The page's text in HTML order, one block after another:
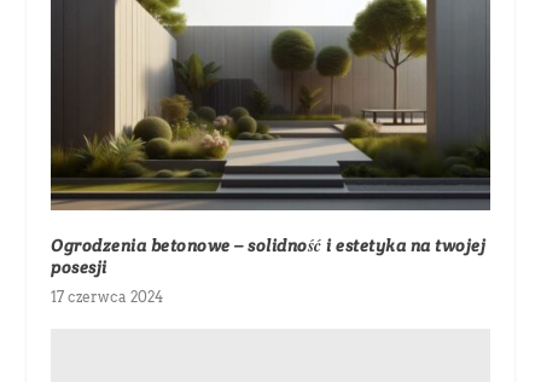
Ogrodzenia betonowe – solidność i estetyka na twojej
posesji
17 czerwca 2024